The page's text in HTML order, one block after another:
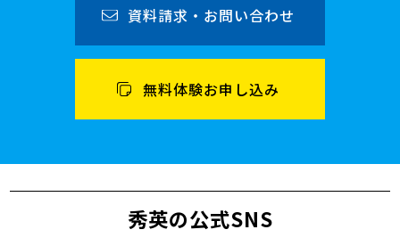
資料請求・お問い合わせ
無料体験お申し込み
秀英の公式SNS